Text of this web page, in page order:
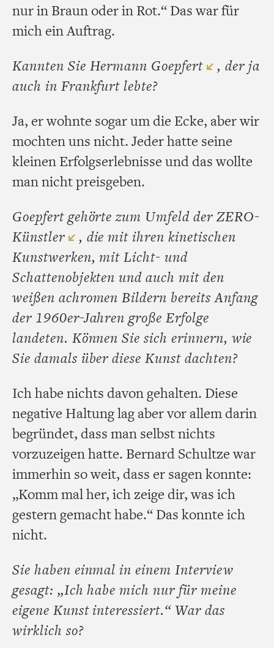
nur in Braun oder in Rot.“ Das war für
mich ein Auftrag.
Kannten Sie Hermann Goepfert
, der ja
auch in Frankfurt lebte?
Ja, er wohnte sogar um die Ecke, aber wir
mochten uns nicht. Jeder hatte seine
kleinen Erfolgserlebnisse und das wollte
man nicht preisgeben.
Goepfert gehörte zum Umfeld der ZERO-
Künstler
, die mit ihren kinetischen
Kunstwerken, mit Licht- und
Schattenobjekten und auch mit den
weißen achromen Bildern bereits Anfang
der 1960er-Jahren große Erfolge
landeten. Können Sie sich erinnern, wie
Sie damals über diese Kunst dachten?
Ich habe nichts davon gehalten. Diese
negative Haltung lag aber vor allem darin
begründet, dass man selbst nichts
vorzuzeigen hatte. Bernard Schultze war
immerhin so weit, dass er sagen konnte:
„Komm mal her, ich zeige dir, was ich
gestern gemacht habe.“ Das konnte ich
nicht.
Sie haben einmal in einem Interview
gesagt: „Ich habe mich nur für meine
eigene Kunst interessiert.“ War das
wirklich so?